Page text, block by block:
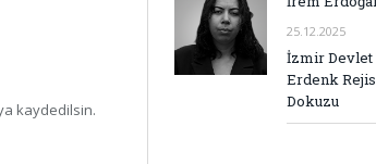
kaydedilsin.
25.12.2025
İzmir Devlet
Erdenk
Dokuzu